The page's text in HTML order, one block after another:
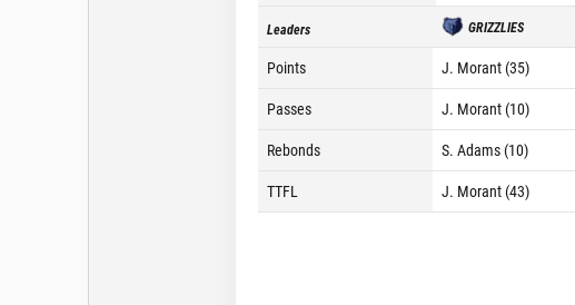
Leaders GRIZZLIES
Points J. Morant (35)
Passes
J. Morant (10)
Rebonds
S. Adams (10)
TTFL
J. Morant (43)